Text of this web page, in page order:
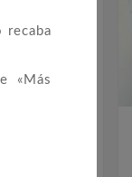
recaba
«Más
Montar.